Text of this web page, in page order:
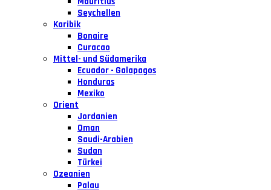
Seychellen
Karibik
Bonaire
Curacao
Mittel- und Südamerika
Ecuador - Galapagos
Honduras
Mexiko
Orient
Jordanien
Oman
Saudi-Arabien
Sudan
Türkei
Ozeanien
Palau